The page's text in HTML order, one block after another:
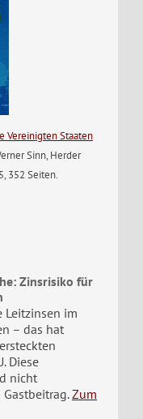
Vereinigten Staaten
Sinn, Herder
352 Seiten.
Zinsrisiko für
Leitzinsen im
– das hat
Diese
nicht
Zum